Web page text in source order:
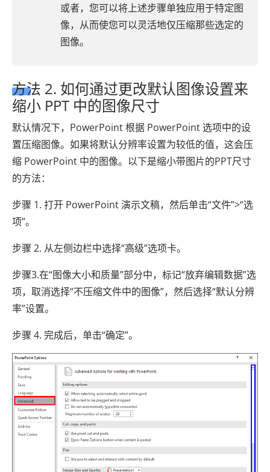
或者，您可以将上述步骤单独应用于特定图
像，从而使您可以灵活地仅压缩那些选定的
图像。
方法 2. 如何通过更改默认图像设置来
缩小 PPT 中的图像尺寸
默认情况下，PowerPoint 根据 PowerPoint 选项中的设
置压缩图像。如果将默认分辨率设置为较低的值，这会压
缩 PowerPoint 中的图像。以下是缩小带图片的PPT尺寸
的方法：
步骤 1. 打开 PowerPoint 演示文稿，然后单击“文件”>“选
项”。
步骤 2. 从左侧边栏中选择“高级”选项卡。
步骤3.在“图像大小和质量”部分中，标记“放弃编辑数据”选
项，取消选择“不压缩文件中的图像”，然后选择“默认分辨
率”设置。
步骤 4. 完成后，单击“确定”。